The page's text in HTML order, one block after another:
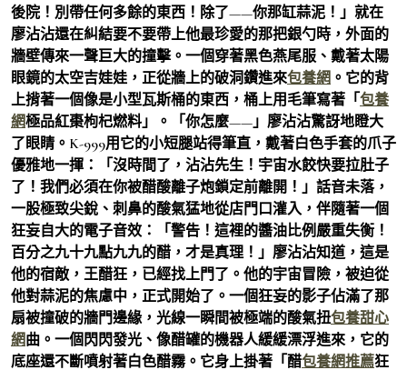
後院！別帶任何多餘的東西！除了——你那缸蒜泥！」就在
廖沾沾還在糾結要不要帶上他最珍愛的那把銀勺時，外面的
牆壁傳來一聲巨大的撞擊。一個穿著黑色燕尾服、戴著太陽
眼鏡的太空吉娃娃，正從牆上的破洞鑽進來包養網 。它的背
上揹著一個像是小型瓦斯桶的東西，桶上用毛筆寫著「包養
網極品紅棗枸杞燃料」。「你怎麼——」廖沾沾驚訝地瞪大
了眼睛。K-999用它的小短腿站得筆直，戴著白色手套的爪子
優雅地一揮：「沒時間了，沾沾先生！宇宙水餃快要拉肚子
了！我們必須在你被醋酸離子炮鎖定前離開！」話音未落，
一股極致尖銳、刺鼻的酸氣猛地從店門口灌入，伴隨著一個
狂妄自大的電子音效：「警告！這裡的醬油比例嚴重失衡！
百分之九十九點九九的醋，才是真理！」廖沾沾知道，這是
他的宿敵，王醋狂，已經找上門了。他的宇宙冒險，被迫從
他對蒜泥的焦慮中，正式開始了。一個狂妄的影子佔滿了那
扇被撞破的牆門邊緣，光線一瞬間被極端的酸氣扭包養甜心
網曲。一個閃閃發光、像醋罐的機器人緩緩漂浮進來，它的
底座還不斷噴射著白色醋霧。它身上掛著「醋包養網推薦狂